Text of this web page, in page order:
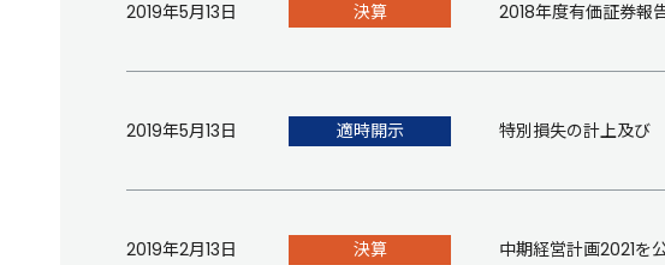
2019年5月13日 決算 2018年度有価証券報
2019年5月13日 適時開示 特別損失の計上及び
2019年2月13日 決算 中期経営計画2021を